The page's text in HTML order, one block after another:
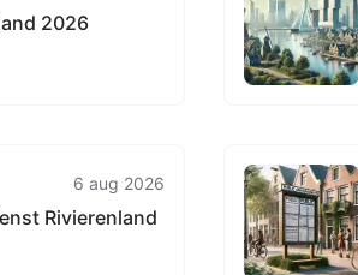
2026
6 aug 2026
Rivierenland